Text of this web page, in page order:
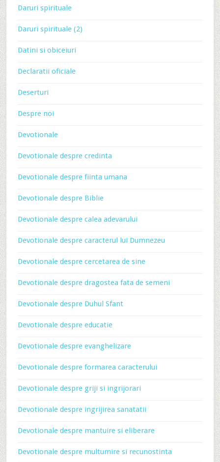
Daruri spirituale
Daruri spirituale (2)
Datini si obiceiuri
Declaratii oficiale
Deserturi
Despre noi
Devotionale
Devotionale despre credinta
Devotionale despre fiinta umana
Devotionale despre Biblie
Devotionale despre calea adevarului
Devotionale despre caracterul lui Dumnezeu
Devotionale despre cercetarea de sine
Devotionale despre dragostea fata de semeni
Devotionale despre Duhul Sfant
Devotionale despre educatie
Devotionale despre evanghelizare
Devotionale despre formarea caracterului
Devotionale despre griji si ingrijorari
Devotionale despre ingrijirea sanatatii
Devotionale despre mantuire si eliberare
Devotionale despre multumire si recunostinta